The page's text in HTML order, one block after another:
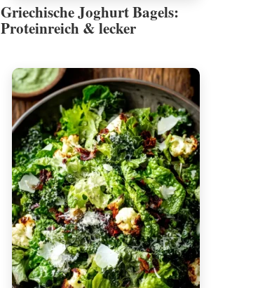
Griechische Joghurt Bagels:
Proteinreich & lecker